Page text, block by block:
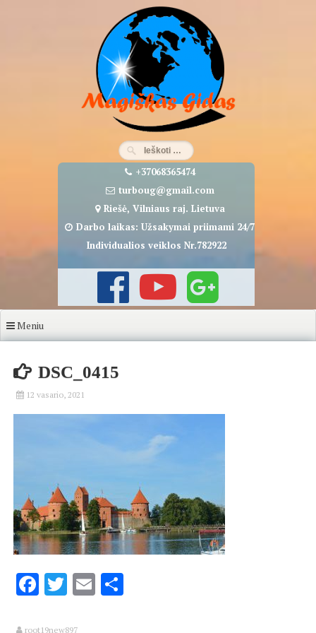
+37068365474
turboug@gmail.com
Riešė, Vilniaus raj. Lietuva
Darbo laikas: Užsakymai priimami 24/7
Individualios veiklos Nr.782922
Meniu
DSC_0415
12 vasario, 2021
Facebook
Twitter
Email
root19new897